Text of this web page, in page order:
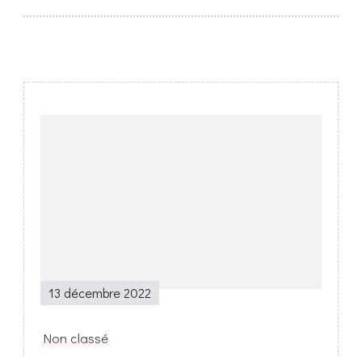
13 décembre 2022
Non classé